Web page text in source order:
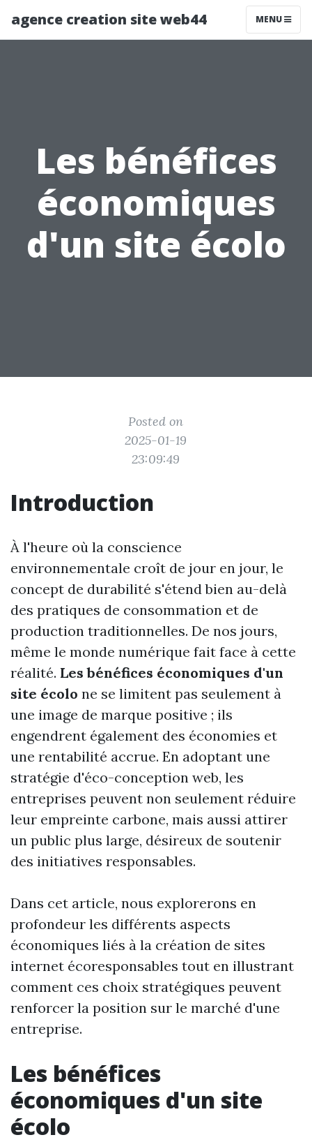
agence creation site web44 MENU
Les bénéfices
économiques
d'un site écolo
Posted on
2025-01-19
23:09:49
Introduction
À l'heure où la conscience
environnementale croît de jour en jour, le
concept de durabilité s'étend bien au-delà
des pratiques de consommation et de
production traditionnelles. De nos jours,
même le monde numérique fait face à cette
réalité. Les bénéfices économiques d'un
site écolo ne se limitent pas seulement à
une image de marque positive ; ils
engendrent également des économies et
une rentabilité accrue. En adoptant une
stratégie d'éco-conception web, les
entreprises peuvent non seulement réduire
leur empreinte carbone, mais aussi attirer
un public plus large, désireux de soutenir
des initiatives responsables.
Dans cet article, nous explorerons en
profondeur les différents aspects
économiques liés à la création de sites
internet écoresponsables tout en illustrant
comment ces choix stratégiques peuvent
renforcer la position sur le marché d'une
entreprise.
Les bénéfices
économiques d'un site
écolo